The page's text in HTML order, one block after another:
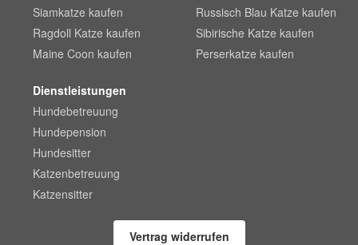
Siamkatze kaufen
Ragdoll Katze kaufen
Maine Coon kaufen
Russisch Blau Katze kaufen
Sibirische Katze kaufen
Perserkatze kaufen
Dienstleistungen
Hundebetreuung
Hundepension
Hundesitter
Katzenbetreuung
Katzensitter
Vertrag widerrufen